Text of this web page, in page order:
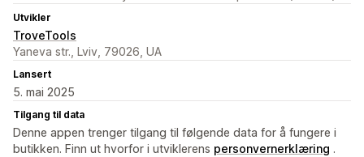
Utvikler
TroveTools
Yaneva str., Lviv, 79026, UA
Lansert
5. mai 2025
Tilgang til data
Denne appen trenger tilgang til følgende data for å fungere i
butikken. Finn ut hvorfor i utviklerens personvernerklæring .